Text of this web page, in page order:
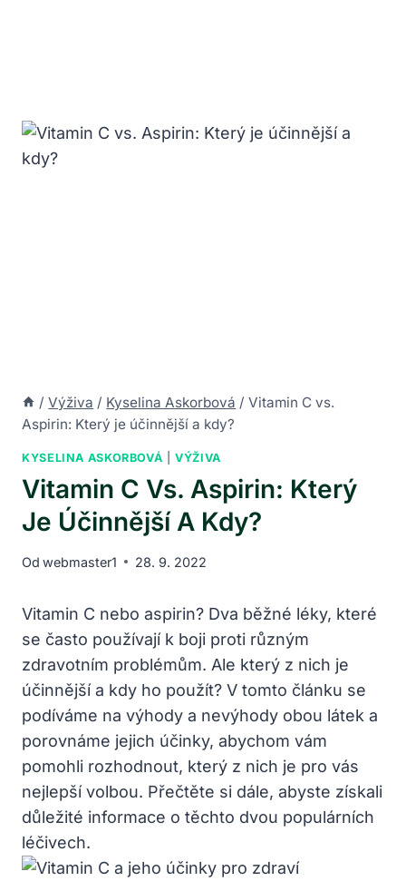
/ Výživa / Kyselina Askorbová / Vitamin C vs.
Aspirin: Který je účinnější a kdy?
KYSELINA ASKORBOVÁ |VÝŽIVA
Vitamin C Vs. Aspirin: Který
Je Účinnější A Kdy?
Od webmaster1 28. 9. 2022
Vitamin C nebo aspirin? Dva běžné léky, které
se často používají k boji proti různým
zdravotním problémům. Ale který z nich je
účinnější a kdy ho použít? V tomto článku se
podíváme na výhody a nevýhody obou látek a
porovnáme jejich účinky, abychom vám
pomohli rozhodnout, který z nich je pro vás
nejlepší volbou. Přečtěte si dále, abyste získali
důležité informace o těchto dvou populárních
léčivech.